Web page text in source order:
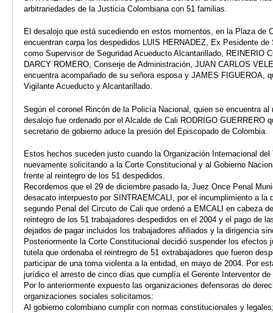
arbitrariedades de la Justicia Colombiana con 51 familias.
El desalojo que está sucediendo en estos momentos, en la Plaza de
encuentran carpa los despedidos LUIS HERNADEZ, Ex Pesidente de
como Supervisor de Seguridad Acueducto Alcantarillado, REINERIO
DARCY ROMERO, Conserje de Administración, JUAN CARLOS
encuentra acompañado de su señora esposa y JAMES FIGUEROA,
Vigilante Acueducto y Alcantarillado.
Según el coronel Rincón de la Policía Nacional, quien se encuentra al
desalojo fue ordenado por el Alcalde de Cali RODRIGO GUERRERO
secretario de gobierno aduce la presión del Episcopado de Colombia.
Estos hechos suceden justo cuando la Organización Internacional
nuevamente solicitando a la Corte Constitucional y al Gobierno
frente al reintegro de los 51 despedidos.
Recordemos que el 29 de diciembre pasado la, Juez Once Penal
desacato interpuesto por SINTRAEMCALI, por el incumplimiento a la
segundo Penal del Circuto de Cali que ordenó a EMCALI en cabeza
reintegro de los 51 trabajadores despedidos en el 2004 y el pago de
dejados de pagar incluidos los trabajadores afiliados y la dirigencia
Posteriormente la Corte Constitucional decidió suspender los efectos
tutela que ordenaba el reintregro de 51 extrabajadores que fueron
participar de una toma violenta a la entidad, en mayo de 2004. Por
jurídico el arresto de cinco días que cumplía el Gerente Interventor de
Por lo anteriormente expuesto las organizaciones defensoras de
organizaciones sociales solicitamos:
Al gobierno colombiano cumplir con normas constitucionales y